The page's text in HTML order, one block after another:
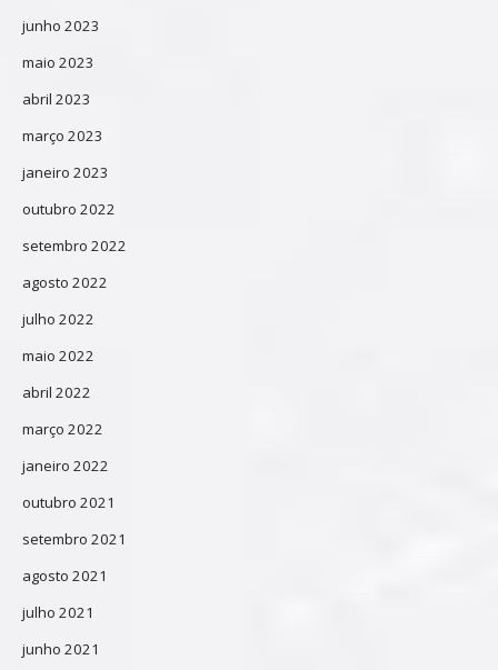
junho 2023
maio 2023
abril 2023
março 2023
janeiro 2023
outubro 2022
setembro 2022
agosto 2022
julho 2022
maio 2022
abril 2022
março 2022
janeiro 2022
outubro 2021
setembro 2021
agosto 2021
julho 2021
junho 2021